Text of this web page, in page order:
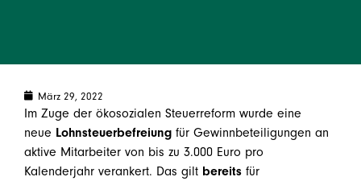
März 29, 2022
Im Zuge der ökosozialen Steuerreform wurde eine
neue Lohnsteuerbefreiung für Gewinnbeteiligungen an
aktive Mitarbeiter von bis zu 3.000 Euro pro
Kalenderjahr verankert. Das gilt bereits für